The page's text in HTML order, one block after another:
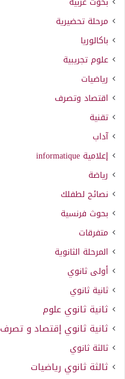
مرحلة تحضيرية
باكالوريا
علوم تجريبية
رياضيات
اقتصاد وتصرف
تقنية
آداب
إعلامية informatique
رياضة
نصائح لطفلك
بحوث فرنسية
متفرقات
المرحلة الثانوية
أولى ثانوي
ثانية ثانوي
ثانية ثانوي علوم
ثانية ثانوي إقتصاد و تصرف
ثالثة ثانوي
ثالثة ثانوي رياضيات